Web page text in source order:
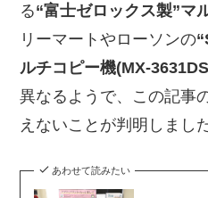
る“富士ゼロックス製”マ
リーマートやローソンの
ルチコピー機(MX-
異なるようで、この記事
えないことが判明しました
あわせて読みたい